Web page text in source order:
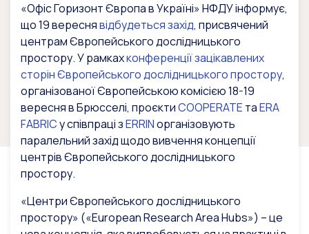
«Офіс Горизонт Європа в Україні» НФДУ інформує,
що 19 вереснявідбудеться захід, присвячений
центрам Європейського дослідницького
простору. У рамкахконференції зацікавлених
сторін Європейського дослідницького простору,
організованої Європейською комісією 18-19
вересня в Брюсселі, проєктиCOOPERATE таERA
FABRICу співпраці зERRINорганізовують
паралельний захід щодо вивчення концепції
центрів Європейського дослідницького
простору.
«Центри Європейського дослідницького
простору» («European Research Area Hubs») – це